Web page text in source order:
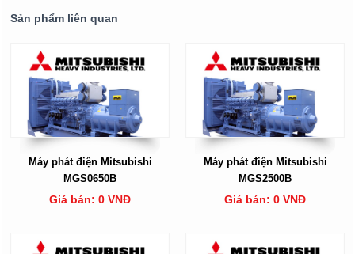
Sản phẩm liên quan
Máy phát điện Mitsubishi
MGS0650B
Giá bán: 0 VNĐ
Máy phát điện Mitsubishi
MGS2500B
Giá bán: 0 VNĐ